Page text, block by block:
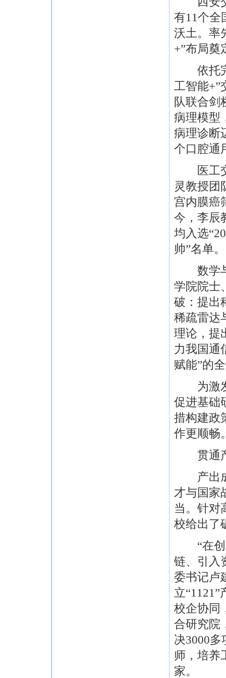
有11个全
沃土。率
+”布局奠
依托完
工智能+”
队联合剑
病理模型
病理诊断
个口腔通
医工交
灵教授团
宫内膜癌
今，李辰
均入选
帅”名单。
数学与
学院院士
破：提出
稀疏雷达
理论，提
力我国通
赋能”的
为激发
促进基础
措构建政
作更顺畅
贯通产
产出成
才与国家
当。针对
校给出了
“在创
链、引入
委书记卢
立
校企协同
合研究院
决3000
师，培养
家。